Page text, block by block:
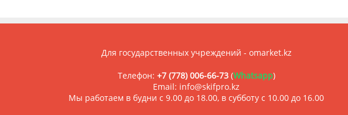
Для государственных учреждений - omarket.kz
Телефон: +7 (778) 006-66-73(Whatsapp)
Email: info@skifpro.kz
Мы работаем в будни с 9.00 до 18.00, в субботу с 10.00 до 16.00